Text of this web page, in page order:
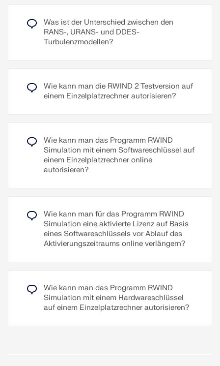
Weiterlesen
ist hier mit einem frei definierbaren Parameter
gesteuert.
Weiterlesen
Was ist der Unterschied zwischen den
RANS-, URANS- und DDES-
Turbulenzmodellen?
Wie kann man die RWIND 2 Testversion auf
einem Einzelplatzrechner autorisieren?
Wie kann man das Programm RWIND
Simulation mit einem Softwareschlüssel auf
einem Einzelplatzrechner online
autorisieren?
Wie kann man für das Programm RWIND
Simulation eine aktivierte Lizenz auf Basis
eines Softwareschlüssels vor Ablauf des
Aktivierungszeitraums online verlängern?
Wie kann man das Programm RWIND
Simulation mit einem Hardwareschlüssel
auf einem Einzelplatzrechner autorisieren?